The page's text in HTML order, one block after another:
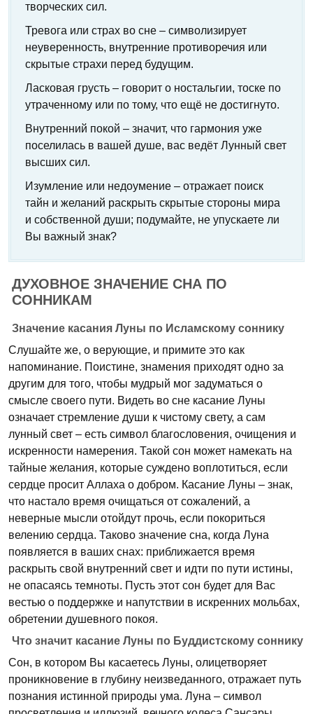
творческих сил.
Тревога или страх во сне – символизирует
неуверенность, внутренние противоречия или
скрытые страхи перед будущим.
Ласковая грусть – говорит о ностальгии, тоске по
утраченному или по тому, что ещё не достигнуто.
Внутренний покой – значит, что гармония уже
поселилась в вашей душе, вас ведёт Лунный свет
высших сил.
Изумление или недоумение – отражает поиск
тайн и желаний раскрыть скрытые стороны мира
и собственной души; подумайте, не упускаете ли
Вы важный знак?
ДУХОВНОЕ ЗНАЧЕНИЕ СНА ПО
СОННИКАМ
Значение касания Луны по Исламскому соннику
Слушайте же, о верующие, и примите это как
напоминание. Поистине, знамения приходят одно за
другим для того, чтобы мудрый мог задуматься о
смысле своего пути. Видеть во сне касание Луны
означает стремление души к чистому свету, а сам
лунный свет – есть символ благословения, очищения и
искренности намерения. Такой сон может намекать на
тайные желания, которые суждено воплотиться, если
сердце просит Аллаха о добром. Касание Луны – знак,
что настало время очищаться от сожалений, а
неверные мысли отойдут прочь, если покориться
велению сердца. Таково значение сна, когда Луна
появляется в ваших снах: приближается время
раскрыть свой внутренний свет и идти по пути истины,
не опасаясь темноты. Пусть этот сон будет для Вас
вестью о поддержке и напутствии в искренних мольбах,
обретении душевного покоя.
Что значит касание Луны по Буддистскому соннику
Сон, в котором Вы касаетесь Луны, олицетворяет
проникновение в глубину неизведанного, отражает путь
познания истинной природы ума. Луна – символ